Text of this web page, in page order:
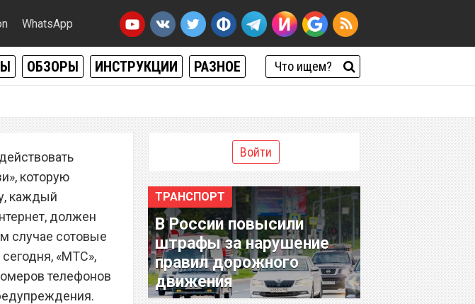
WhatsApp
ОБЗОРЫ ИНСТРУКЦИИ РАЗНОЕ
которую
каждый
должен
случае сотовые
«МТС»,
телефонов
Войти
ТРАНСПОРТ
В России повысили
штрафы за нарушение
правил дорожного
движения